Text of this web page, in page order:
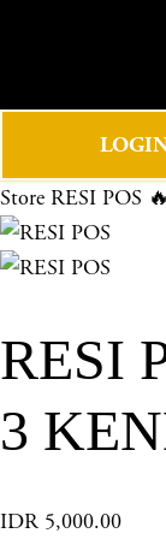
e
e
n
u
Store RESI POS
RESI
3
IDR 5,000.00